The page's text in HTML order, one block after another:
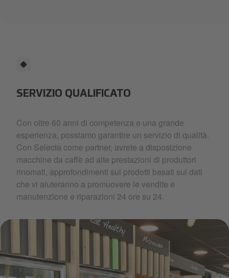
SERVIZIO QUALIFICATO
Con oltre 60 anni di competenza e una grande
esperienza, possiamo garantire un servizio di qualità.
Con Selecta come partner, avrete a disposizione
macchine da caffè ad alte prestazioni di produttori
rinomati, approfondimenti sui prodotti basati sui dati
che vi aiuteranno a promuovere le vendite e
manutenzione e riparazioni 24 ore su 24.